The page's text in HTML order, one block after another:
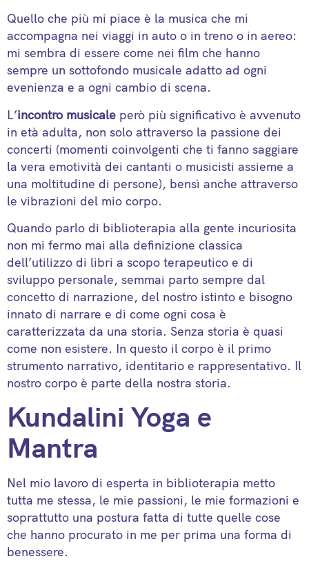
Quello che più mi piace è la musica che mi
accompagna nei viaggi in auto o in treno o in aereo:
mi sembra di essere come nei film che hanno
sempre un sottofondo musicale adatto ad ogni
evenienza e a ogni cambio di scena.
L’incontro musicale però più significativo è avvenuto
in età adulta, non solo attraverso la passione dei
concerti (momenti coinvolgenti che ti fanno saggiare
la vera emotività dei cantanti o musicisti assieme a
una moltitudine di persone), bensì anche attraverso
le vibrazioni del mio corpo.
Quando parlo di biblioterapia alla gente incuriosita
non mi fermo mai alla definizione classica
dell’utilizzo di libri a scopo terapeutico e di
sviluppo personale, semmai parto sempre dal
concetto di narrazione, del nostro istinto e bisogno
innato di narrare e di come ogni cosa è
caratterizzata da una storia. Senza storia è quasi
come non esistere. In questo il corpo è il primo
strumento narrativo, identitario e rappresentativo. Il
nostro corpo è parte della nostra storia.
Kundalini Yoga e
Mantra
Nel mio lavoro di esperta in biblioterapia metto
tutta me stessa, le mie passioni, le mie formazioni e
soprattutto una postura fatta di tutte quelle cose
che hanno procurato in me per prima una forma di
benessere.